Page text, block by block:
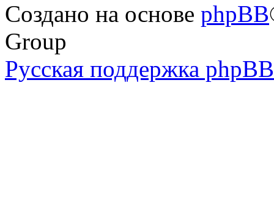
Создано на основе phpBB
Group
Русская поддержка phpBB